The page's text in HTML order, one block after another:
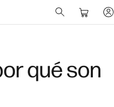
qué son